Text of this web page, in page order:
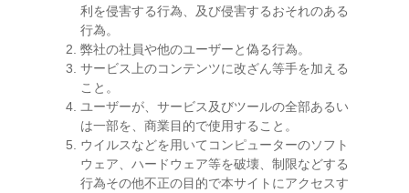
利を侵害する行為、及び侵害するおそれのある
行為。
弊社の社員や他のユーザーと偽る行為。
サービス上のコンテンツに改ざん等手を加える
こと。
ユーザーが、サービス及びツールの全部あるい
は一部を、商業目的で使用すること。
ウイルスなどを用いてコンピューターのソフト
ウェア、ハードウェア等を破壊、制限などする
行為その他不正の目的で本サイトにアクセスす